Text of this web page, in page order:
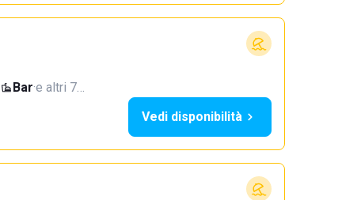
Bar·e altri 7…
Vedi disponibilità